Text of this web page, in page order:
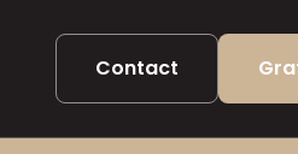
Contact